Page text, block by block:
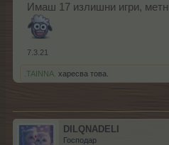
Имаш 17 излишни игри,
7.3.21
.TAINNA. харесва това.
DILQNADELI
Господар